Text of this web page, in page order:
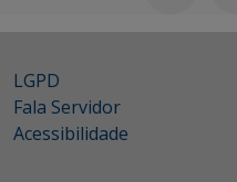
LGPD
Fala Servidor
Acessibilidade